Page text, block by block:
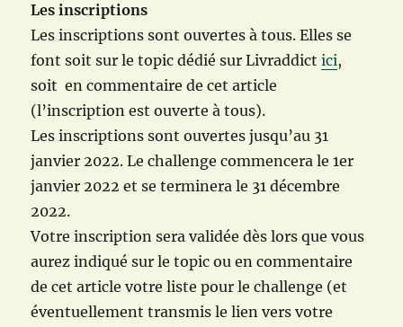
Les inscriptions
Les inscriptions sont ouvertes à tous. Elles se
font soit sur le topic dédié sur Livraddictici,
soit en commentaire de cet article
(l’inscription est ouverte à tous).
Les inscriptions sont ouvertes jusqu’au 31
janvier 2022. Le challenge commencera le 1er
janvier 2022 et se terminera le 31 décembre
2022.
Votre inscription sera validée dès lors que vous
aurez indiqué sur le topic ou en commentaire
de cet article votre liste pour le challenge (et
éventuellement transmis le lien vers votre